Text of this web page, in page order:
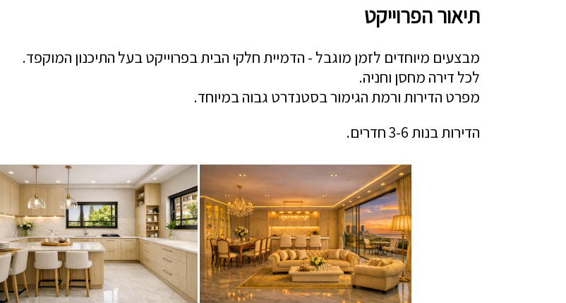
תיאור הפרוייקט
מבצעים מיוחדים לזמן מוגבל - הדמיית חלקי הבית בפרוייקט בעל התיכנון המוקפד.
לכל דירה מחסן וחניה.
מפרט הדירות ורמת הגימור בסטנדרט גבוה במיוחד.
הדירות בנות 3-6 חדרים.